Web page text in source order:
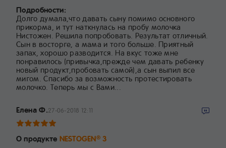
Подробности:
Долго думала,что давать сыну помимо основного
прикорма, и тут наткнулась на пробу молочка
Нистожен. Решила попробовать. Результат отличный.
Сын в восторге, а мама и того больше. Приятный
запах, хорошо разводится. На вкус тоже мне
понравилось (привычка,прежде чем давать ребенку
новый продукт,пробовать самой),а сын выпил все
мигом. Спасибо за возможность протестировать
молочко. Теперь мы с Вами...
Елена Ф.27-06-2018 12:11
О продукте NESTOGEN®3